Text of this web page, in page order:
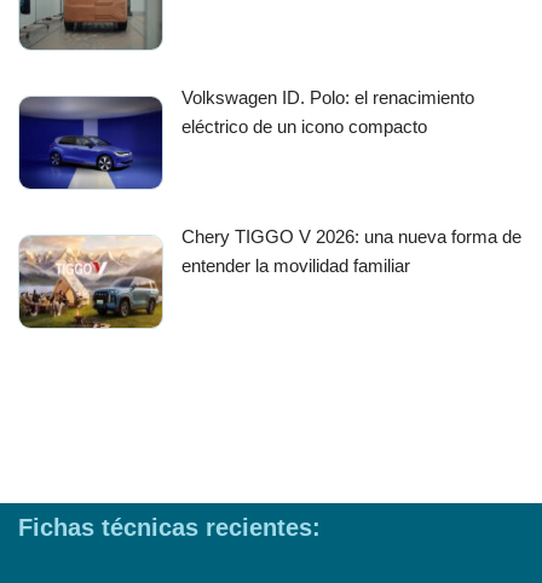
Volkswagen ID. Polo: el renacimiento
eléctrico de un icono compacto
Chery TIGGO V 2026: una nueva forma de
entender la movilidad familiar
Fichas técnicas recientes: